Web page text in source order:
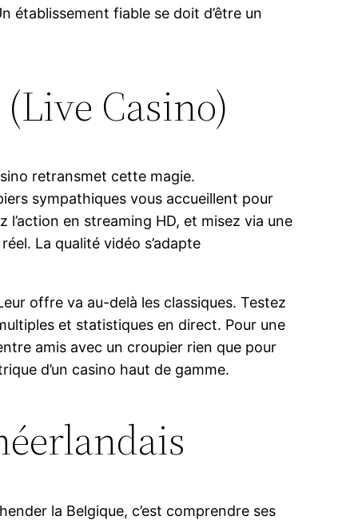
établissement fiable se doit d’être un
Casino)
retransmet cette magie.
sympathiques vous accueillent pour
en streaming HD, et misez via une
La qualité vidéo s’adapte
offre va au-delà les classiques. Testez
et statistiques en direct. Pour une
amis avec un croupier rien que pour
d’un casino haut de gamme.
la Belgique, c’est comprendre ses